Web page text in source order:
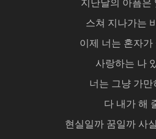
지난날의 아픔은
스쳐 지나가는
이제 너는 혼자가
사랑하는 나
너는 그냥 가만
다 내가 해
현실일까 꿈일까 사